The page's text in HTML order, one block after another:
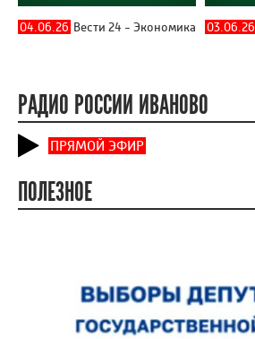
04.06.26 Вести 24 - Экономика 03.06.26
РАДИО РОССИИ ИВАНОВО
ПРЯМОЙ ЭФИР
ПОЛЕЗНОЕ